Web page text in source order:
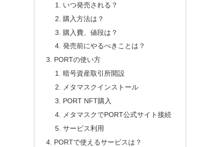
いつ発売される？
購入方法は？
購入費、値段は？
発売前にやるべきことは？
PORTの使い方
暗号資産取引所開設
メタマスクインストール
PORT NFT購入
メタマスクでPORT公式サイト接続
サービス利用
PORTで使えるサービスは？